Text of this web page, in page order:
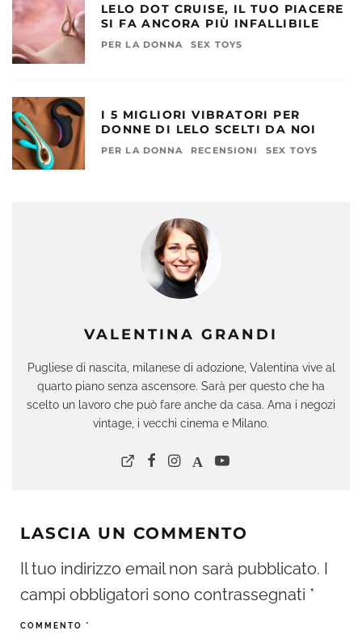
VALENTINA GRANDI
Pugliese di nascita, milanese di adozione, Valentina vive al
quarto piano senza ascensore. Sarà per questo che ha
scelto un lavoro che può fare anche da casa. Ama i negozi
vintage, i vecchi cinema e Milano.
LELO DOT CRUISE, IL TUO PIACERE
SI FA ANCORA PIÙ INFALLIBILE
PER LA DONNA SEX TOYS
I 5 MIGLIORI VIBRATORI PER
DONNE DI LELO SCELTI DA NOI
PER LA DONNA RECENSIONI SEX TOYS
LASCIA UN COMMENTO
Il tuo indirizzo email non sarà pubblicato. I
campi obbligatori sono contrassegnati *
COMMENTO *